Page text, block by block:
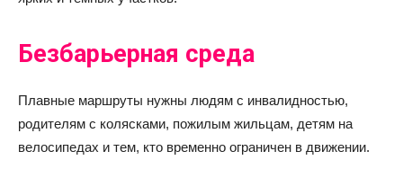
Безбарьерная среда
Плавные маршруты нужны людям с инвалидностью,
родителям с колясками, пожилым жильцам, детям на
велосипедах и тем, кто временно ограничен в движении.